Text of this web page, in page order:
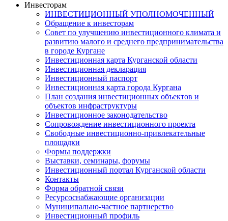
Инвесторам
ИНВЕСТИЦИОННЫЙ УПОЛНОМОЧЕННЫЙ
Обращение к инвесторам
Совет по улучшению инвестиционного климата и
развитию малого и среднего предпринимательства
в городе Кургане
Инвестиционная карта Курганской области
Инвестиционная декларация
Инвестиционный паспорт
Инвестиционная карта города Кургана
План создания инвестиционных объектов и
объектов инфраструктуры
Инвестиционное законодательство
Сопровождение инвестиционного проекта
Свободные инвестиционно-привлекательные
площадки
Формы поддержки
Выставки, семинары, форумы
Инвестиционный портал Курганской области
Контакты
Форма обратной связи
Ресурсоснабжающие организации
Муниципально-частное партнерство
Инвестиционный профиль